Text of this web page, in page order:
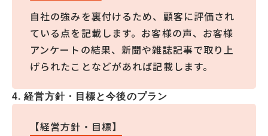
自社の強みを裏付けるため、顧客に評価され
ている点を記載します。お客様の声、お客様
アンケートの結果、新聞や雑誌記事で取り上
げられたことなどがあれば記載します。
4. 経営方針・目標と今後のプラン
【経営方針・目標】